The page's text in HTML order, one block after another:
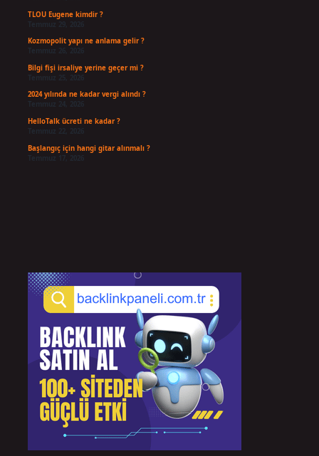
TLOU Eugene kimdir ?
Temmuz 29, 2026
Kozmopolit yapı ne anlama gelir ?
Bilgi fişi irsaliye yerine geçer mi ?
Temmuz 25, 2026
2024 yılında ne kadar vergi alındı ?
HelloTalk ücreti ne kadar ?
Başlangıç için hangi gitar alınmalı ?